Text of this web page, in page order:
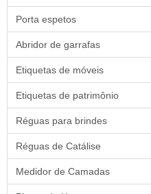
Porta espetos
Abridor de garrafas
Etiquetas de móveis
Etiquetas de patrimônio
Réguas para brindes
Réguas de Catálise
Medidor de Camadas